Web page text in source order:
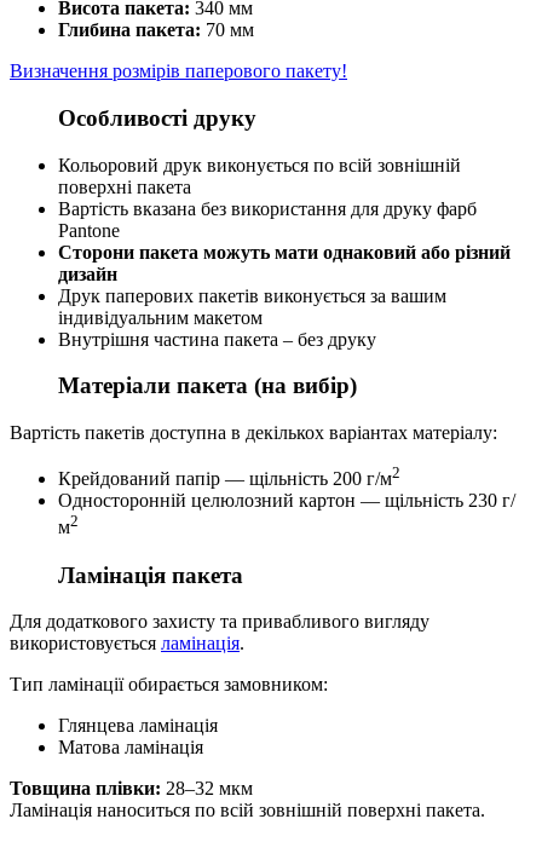
Висота пакета: 340 мм
Глибина пакета: 70 мм
Визначення розмірів паперового пакету!
Особливості друку
Кольоровий друк виконується по всій зовнішній
поверхні пакета
Вартість вказана без використання для друку фарб
Pantone
Сторони пакета можуть мати однаковий або різний
дизайн
Друк паперових пакетів виконується за вашим
індивідуальним макетом
Внутрішня частина пакета – без друку
Матеріали пакета (на вибір)
Вартість пакетів доступна в декількох варіантах матеріалу:
Крейдований папір — щільність 200 г/м2
Односторонній целюлозний картон — щільність 230 г/
м2
Ламінація пакета
Для додаткового захисту та привабливого вигляду
використовується ламінація.
Тип ламінації обирається замовником:
Глянцева ламінація
Матова ламінація
Товщина плівки: 28–32 мкм
Ламінація наноситься по всій зовнішній поверхні пакета.